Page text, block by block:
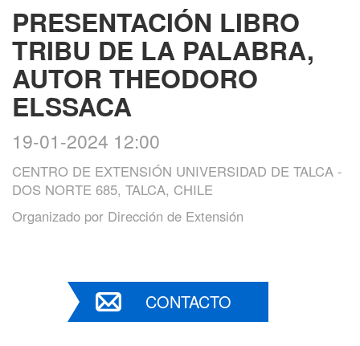
PRESENTACIÓN LIBRO
TRIBU DE LA PALABRA,
AUTOR THEODORO
ELSSACA
19-01-2024 12:00
CENTRO DE EXTENSIÓN UNIVERSIDAD DE TALCA -
DOS NORTE 685, TALCA, CHILE
Organizado por Dirección de Extensión
CONTACTO